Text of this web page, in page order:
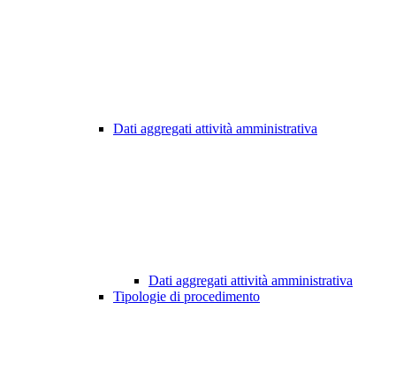
Dati aggregati attività amministrativa
Dati aggregati attività amministrativa
Tipologie di procedimento